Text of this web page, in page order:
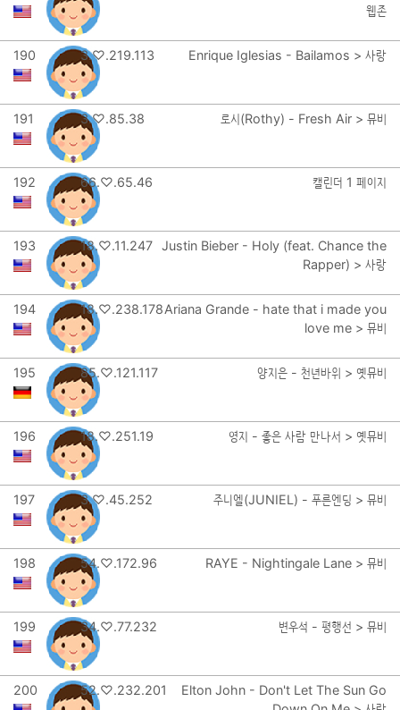
웹존
190 3.♡.219.113 Enrique Iglesias - Bailamos > 사랑
191 3.♡.85.38 로시(Rothy) - Fresh Air > 뮤비
192 66.♡.65.46 캘린더 1 페이지
193 18.♡.11.247
Justin Bieber - Holy (feat. Chance the
Rapper) > 사랑
194 18.♡.238.178Ariana Grande - hate that i made you
love me > 뮤비
195 85.♡.121.117 양지은 - 천년바위 > 옛뮤비
196 18.♡.251.19 영지 - 좋은 사람 만나서 > 옛뮤비
197 3.♡.45.252 주니엘(JUNIEL) - 푸른엔딩 > 뮤비
198 54.♡.172.96 RAYE - Nightingale Lane > 뮤비
199 34.♡.77.232 변우석 - 평행선 > 뮤비
200 52.♡.232.201
Elton John - Don't Let The Sun Go